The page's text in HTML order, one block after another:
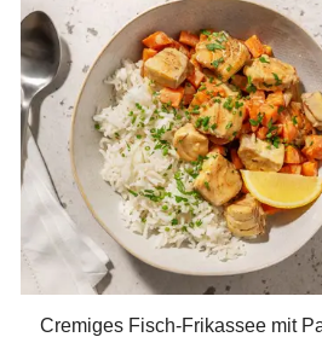
Cremiges Fisch-Frikassee mit